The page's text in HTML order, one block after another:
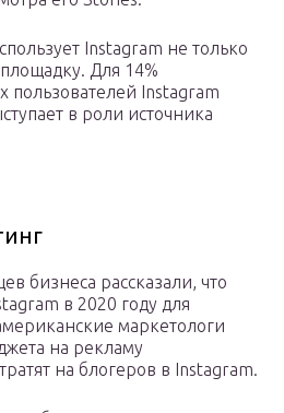
Instagram не только
Для 14%
Instagram
в роли источника
бизнеса рассказали, что
в 2020 году для
маркетологи
на рекламу
на блогеров в Instagram.